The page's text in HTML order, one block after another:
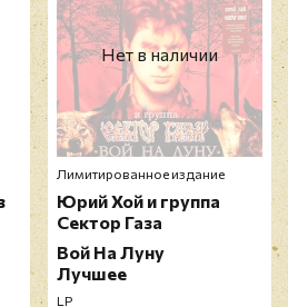
отзыв
отзывы проходят
Нет в наличии
Лимитированное издание
Юрий Хой и группа
Сектор Газа
Вой На Луну
Лучшее
LP